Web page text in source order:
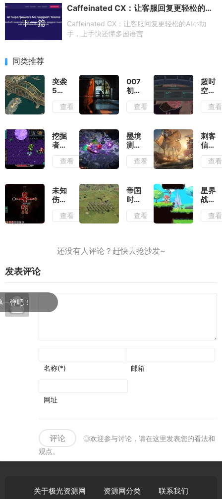
下一篇
Caffeinated CX：让客服回复更轻松的AI小助手，上手快还懂多国语言
Caffeinated CX：让客服回复更轻松的AI小助
手，上手快还懂多国语言
同类推荐
突袭
5测
评：
除了
优点
可言
查看
007
初露
锋芒
准则
就是
出其
不意
查看
超时
空地
牢测
评：
间穿
梭找
到合
适的
查看
挖掘
者米
娜测
评：
复古
滤镜
去看
查看
墨境
测
评：
墨宝
提供
非常
多的
构筑
查看
刺客
信条
黑旗
记忆
评：
大体
玩法
不变
查看
未知
伤亡
测
评：
拼尽
查看
帝国
时代
4岳
飞传
叙事
查看
星界
战士
测
评：
查看
发表评论
名称(*) 邮箱
网址
评论
◎欢迎参与讨论，请在这里发表您的看法和
观点。
关于极光资源网 资源网分类 联系我们
吧！